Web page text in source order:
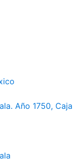
Año 1750, Caja